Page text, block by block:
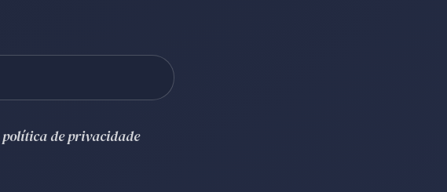
política de privacidade